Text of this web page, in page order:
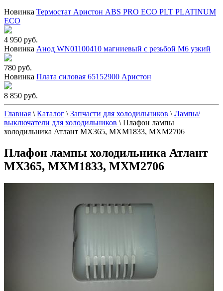
Новинка Термостат Аристон ABS PRO ECO PLT PLATINUM
ECO
4 950 руб.
Новинка Анод WN01100410 магниевый с резьбой М6 узкий
780 руб.
Новинка Плата силовая 65152900 Аристон
8 850 руб.
Главная \ Каталог \ Запчасти для холодильников \ Лампы/
выключатели для холодильников \ Плафон лампы
холодильника Атлант МХ365, МХМ1833, МХМ2706
Плафон лампы холодильника Атлант
МХ365, МХМ1833, МХМ2706